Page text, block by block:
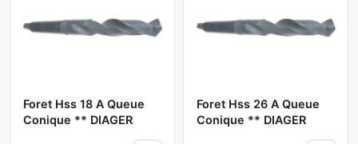
Foret Hss 18 A Queue
Conique ** DIAGER
Foret Hss 26 A Queue
Conique ** DIAGER